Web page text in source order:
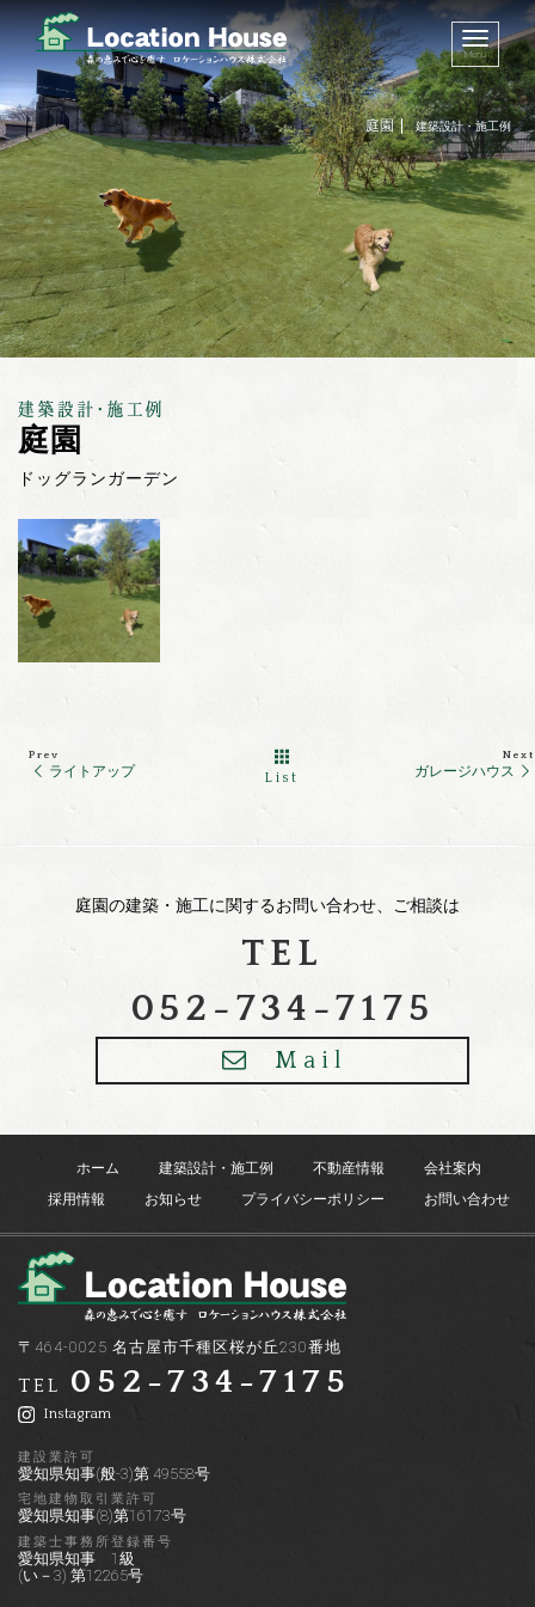
Menu
庭園 建築設計・施工例
庭園
ドッグランガーデン
Prev
ライトアップ List
Next
ガレージハウス
庭園の建築・施工に関するお問い合わせ、ご相談は
TEL
052-734-7175
Mail
ホーム 建築設計・施工例 不動産情報
会社案内
採用情報
お知らせ プライバシーポリシー お問い合わせ
〒464-0025 名古屋市千種区桜が丘230番地
TEL 052-734-7175
Instagram
建設業許可
愛知県知事(般-3)第 49558号
宅地建物取引業許可
愛知県知事(8)第16173号
建築士事務所登録番号
愛知県知事 1級
(い－3) 第12265号